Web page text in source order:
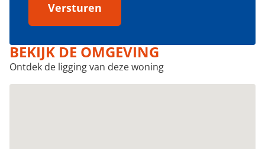
Versturen
BEKIJK DE OMGEVING
Ontdek de ligging van deze woning